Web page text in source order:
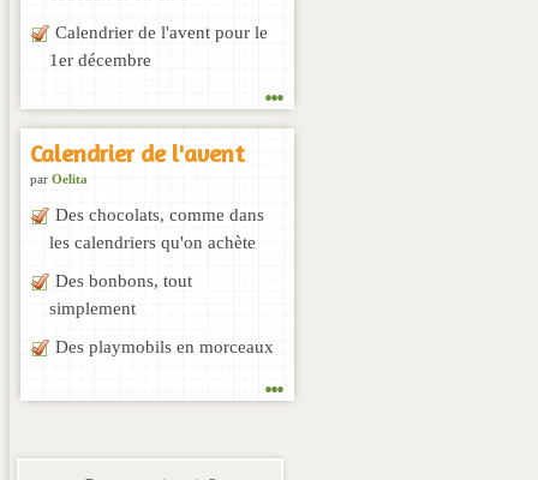
Calendrier de l'avent pour le
1er décembre
...
Calendrier de l'avent
par Oelita
Des chocolats, comme dans
les calendriers qu'on achète
Des bonbons, tout
simplement
Des playmobils en morceaux
...